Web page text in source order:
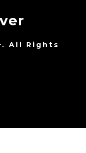
. All Rights